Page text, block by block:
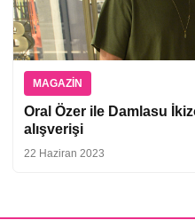
MAGAZIN
Oral Özer ile Damlasu
alışverişi
22 Haziran 2023